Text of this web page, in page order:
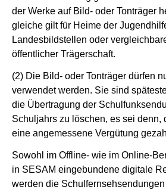
der Werke auf Bild- oder Tonträger
gleiche gilt für Heime der
Landesbildstellen oder
öffentlicher Trägerschaft.
(2) Die Bild- oder Tonträger dürfen
verwendet werden. Sie sind
die Übertragung der
Schuljahrs zu löschen, es sei denn,
eine angemessene Vergütung
Sowohl im Offline- wie im Online-
in SESAM eingebundene digitale
werden die